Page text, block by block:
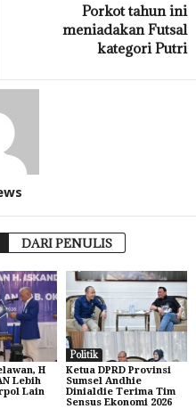
Porkot tahun ini
meniadakan Futsal
kategori Putri
DARI PENULIS
H
Lebih
Lain
Politik
Ketua DPRD Provinsi
Sumsel Andhie
Dinialdie Terima Tim
Sensus Ekonomi 2026